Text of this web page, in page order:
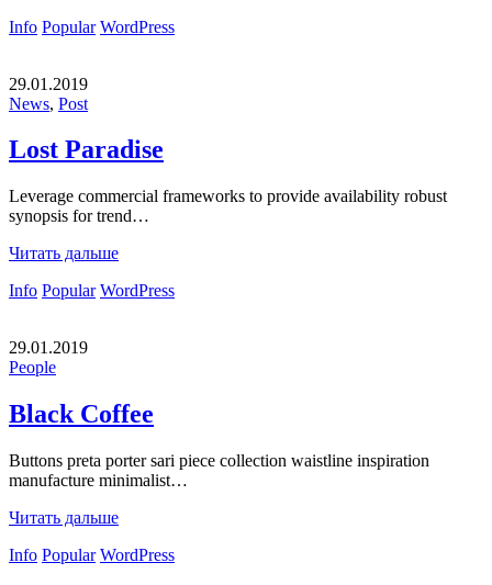
Info Popular WordPress
29.01.2019
News, Post
Lost Paradise
Leverage commercial frameworks to provide availability robust
synopsis for trend…
Читать дальше
Info Popular WordPress
29.01.2019
People
Black Coffee
Buttons preta porter sari piece collection waistline inspiration
manufacture minimalist…
Читать дальше
Info Popular WordPress